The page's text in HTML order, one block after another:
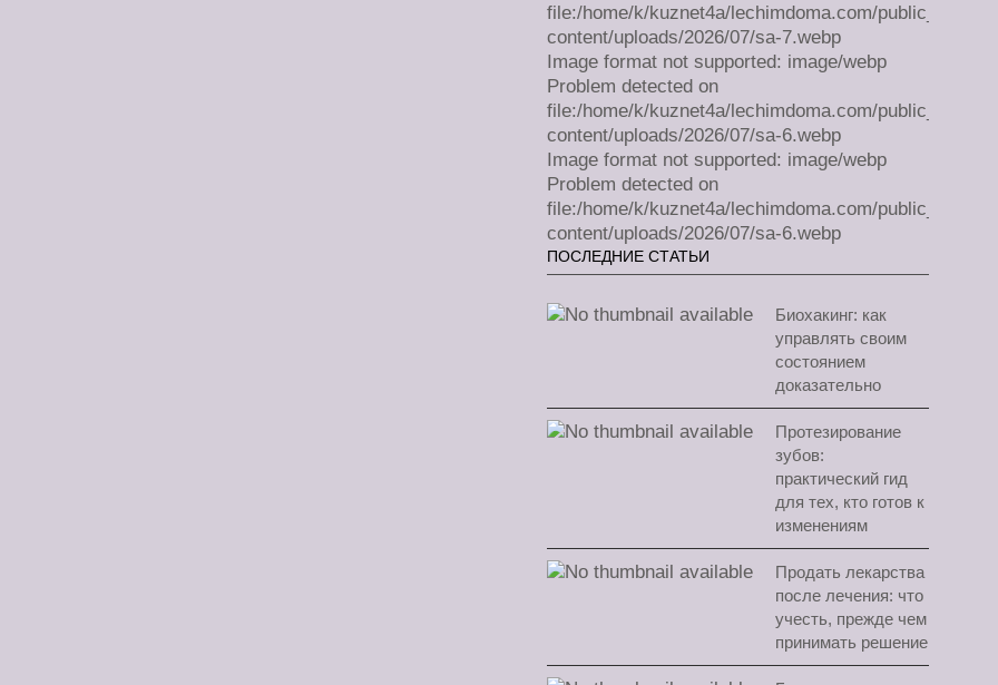
file:/home/k/kuznet4a/lechimdoma.com/public_html/wp-
content/uploads/2026/07/sa-7.webp
Image format not supported: image/webp
Problem detected on
file:/home/k/kuznet4a/lechimdoma.com/public_html/wp-
content/uploads/2026/07/sa-6.webp
Image format not supported: image/webp
Problem detected on
file:/home/k/kuznet4a/lechimdoma.com/public_html/wp-
content/uploads/2026/07/sa-6.webp
ПОСЛЕДНИЕ СТАТЬИ
Биохакинг: как
управлять своим
состоянием
доказательно
Протезирование
зубов:
практический гид
для тех, кто готов к
изменениям
Продать лекарства
после лечения: что
учесть, прежде чем
принимать решение